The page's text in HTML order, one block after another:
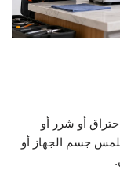
أو شرر أو
تلمس جسم الجهاز أو